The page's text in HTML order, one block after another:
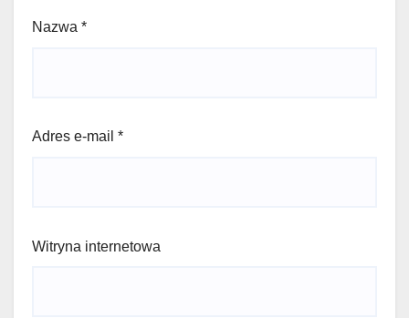
Nazwa *
Adres e-mail *
Witryna internetowa